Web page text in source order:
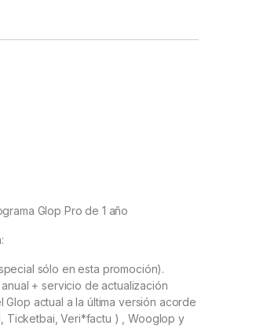
Glop Pro de 1 año
sólo en esta promoción).
+ servicio de actualización
actual a la última versión acorde
Ticketbai, Veri*factu ) , Wooglop y